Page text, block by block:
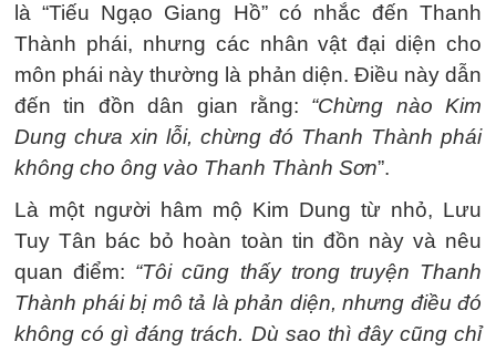
là “Tiếu Ngạo Giang Hồ” có nhắc đến Thanh
Thành phái, nhưng các nhân vật đại diện cho
môn phái này thường là phản diện. Điều này dẫn
đến tin đồn dân gian rằng: “Chừng nào Kim
Dung chưa xin lỗi, chừng đó Thanh Thành phái
không cho ông vào Thanh Thành Sơn”.
Là một người hâm mộ Kim Dung từ nhỏ, Lưu
Tuy Tân bác bỏ hoàn toàn tin đồn này và nêu
quan điểm: “Tôi cũng thấy trong truyện Thanh
Thành phái bị mô tả là phản diện, nhưng điều đó
không có gì đáng trách. Dù sao thì đây cũng chỉ